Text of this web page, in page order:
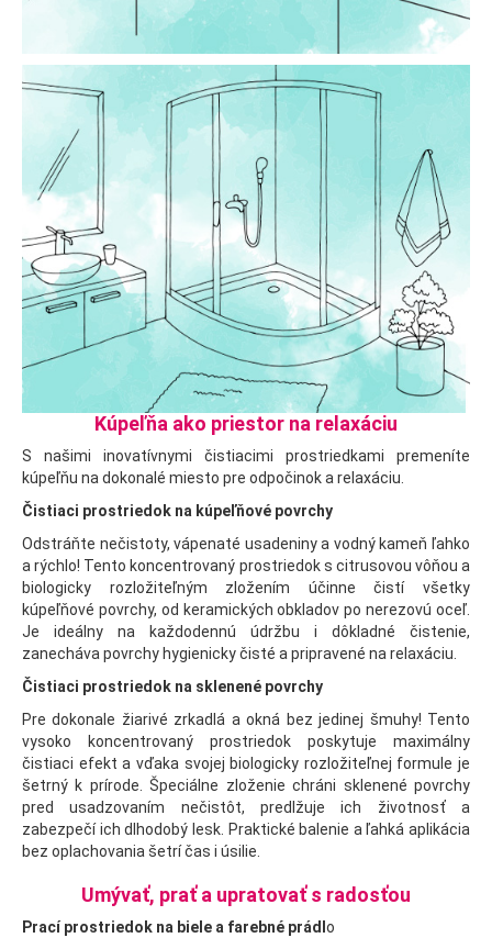
Kúpeľňa ako priestor na relaxáciu
S našimi inovatívnymi čistiacimi prostriedkami premeníte
kúpeľňu na dokonalé miesto pre odpočinok a relaxáciu.
Čistiaci prostriedok na kúpeľňové povrchy
Odstráňte nečistoty, vápenaté usadeniny a vodný kameň ľahko
a rýchlo! Tento koncentrovaný prostriedok s citrusovou vôňou a
biologicky rozložiteľným zložením účinne čistí všetky
kúpeľňové povrchy, od keramických obkladov po nerezovú oceľ.
Je ideálny na každodennú údržbu i dôkladné čistenie,
zanecháva povrchy hygienicky čisté a pripravené na relaxáciu.
Čistiaci prostriedok na sklenené povrchy
Pre dokonale žiarivé zrkadlá a okná bez jedinej šmuhy! Tento
vysoko koncentrovaný prostriedok poskytuje maximálny
čistiaci efekt a vďaka svojej biologicky rozložiteľnej formule je
šetrný k prírode. Špeciálne zloženie chráni sklenené povrchy
pred usadzovaním nečistôt, predlžuje ich životnosť a
zabezpečí ich dlhodobý lesk. Praktické balenie a ľahká aplikácia
bez oplachovania šetrí čas i úsilie.
Umývať, prať a upratovať s radosťou
Prací prostriedok na biele a farebné prádlo